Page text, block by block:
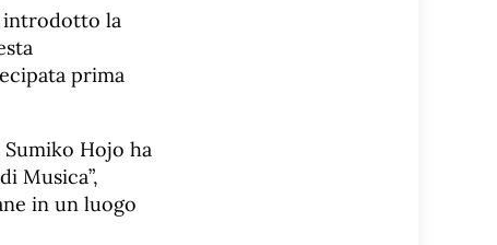
introdotto la
prima
Hojo ha
Musica”,
in un luogo